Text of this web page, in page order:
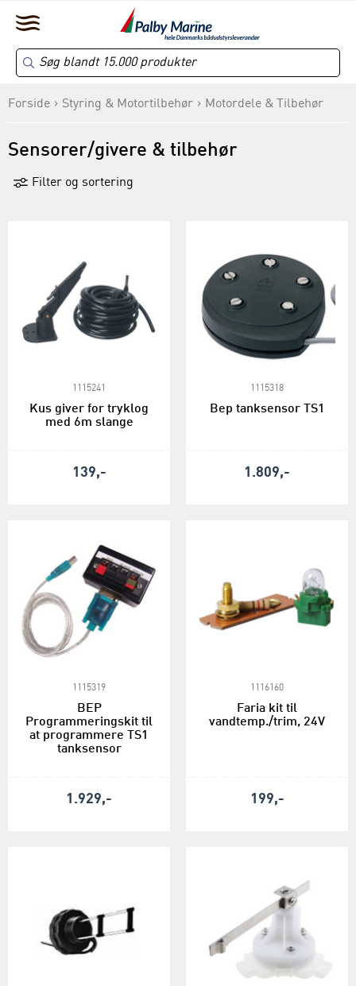
Forside Styring & Motortilbehør Motordele & Tilbehør
Sensorer/givere & tilbehør
Filter og sortering
1115241
Kus giver for tryklog
med 6m slange
139,-
1115318
Bep tanksensor TS1
1.809,-
1115319
BEP
Programmeringskit til
at programmere TS1
tanksensor
1.929,-
1116160
Faria kit til
vandtemp./trim, 24V
199,-